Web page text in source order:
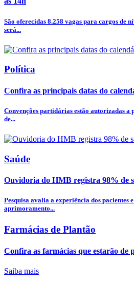
São oferecidas 8.258 vagas para cargos de
será...
Política
Confira as principais datas do
Convenções partidárias estão autorizadas a
de...
Saúde
Ouvidoria do HMB registra 98% de
Pesquisa avalia a experiência dos pacientes
aprimoramento...
Farmácias de Plantão
Confira as farmácias que estarão de
Saiba mais